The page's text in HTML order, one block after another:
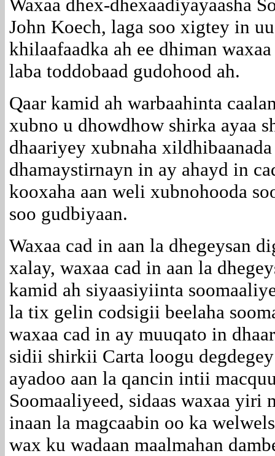
Waxaa dhex-dhexaadiyayaasha
John Koech, laga soo xigtey in
khilaafaadka ah ee dhiman
laba toddobaad gudohood ah.
Qaar kamid ah warbaahinta
xubno u dhowdhow shirka ayaa
dhaariyey xubnaha
dhamaystirnayn in ay ahayd in
kooxaha aan weli xubnohooda
soo gudbiyaan.
Waxaa cad in aan la dhegeysan
xalay, waxaa cad in aan la
kamid ah siyaasiyiinta
la tix gelin codsigii beelaha
waxaa cad in ay muuqato in
sidii shirkii Carta loogu
ayadoo aan la qancin intii
Soomaaliyeed, sidaas waxaa yiri
inaan la magcaabin oo ka
wax ku wadaan maalmahan